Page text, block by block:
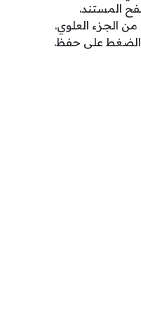
المستند.
الجزء العلوي.
الضغط على حفظ.